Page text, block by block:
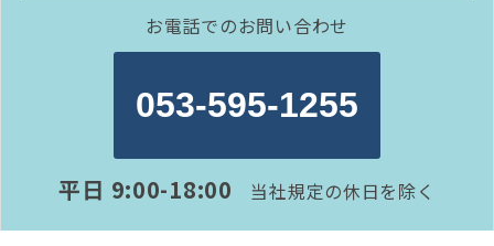
お電話でのお問い合わせ
053-595-1255
平日 9:00-18:00 当社規定の休日を除く